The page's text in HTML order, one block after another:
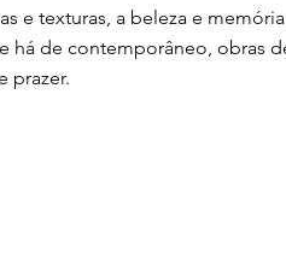
e texturas, a beleza e
de contemporâneo, obras
prazer.